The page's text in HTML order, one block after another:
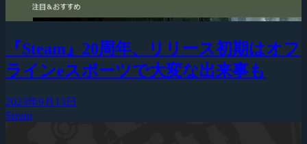
『Steam』20周年、リリース初期はオフ
ラインeスポーツで大変な出来事も
2023年9月13日
Steam